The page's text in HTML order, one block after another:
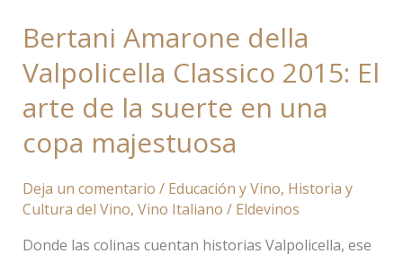
Bertani Amarone della
Valpolicella Classico 2015: El
arte de la suerte en una
copa majestuosa
Deja un comentario / Educación y Vino, Historia y
Cultura del Vino, Vino Italiano / Eldevinos
Donde las colinas cuentan historias Valpolicella, ese